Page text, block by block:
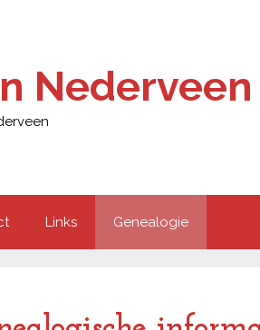
Nederveen
Links Genealogie